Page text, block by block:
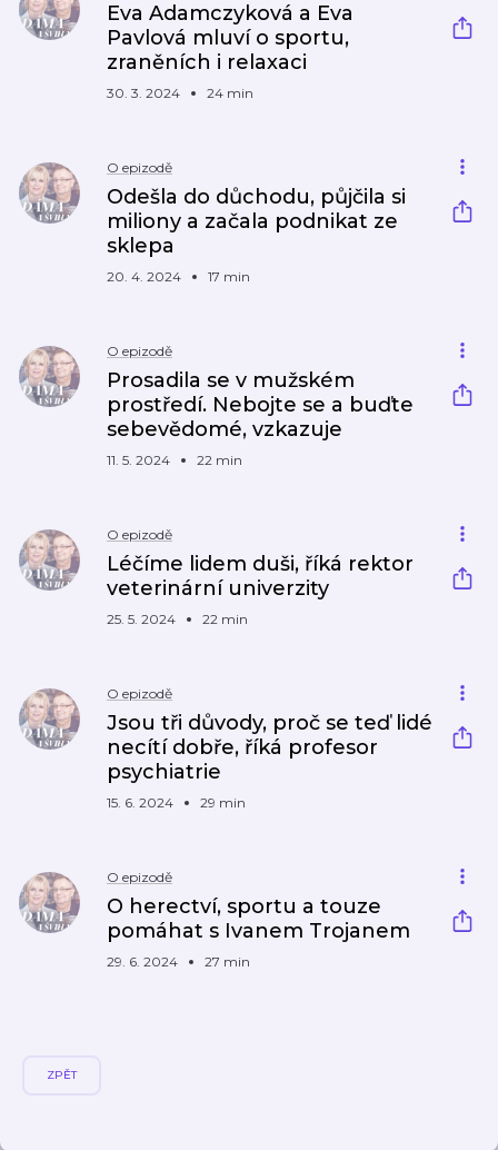
Eva Adamczyková a Eva
Pavlová mluví o sportu,
zraněních i relaxaci
30. 3. 2024 24 min
O epizodě
Odešla do důchodu, půjčila si
miliony a začala podnikat ze
sklepa
20. 4. 2024 17 min
O epizodě
Prosadila se v mužském
prostředí. Nebojte se a buďte
sebevědomé, vzkazuje
11. 5. 2024 22 min
O epizodě
Léčíme lidem duši, říká rektor
veterinární univerzity
25. 5. 2024 22 min
O epizodě
Jsou tři důvody, proč se teď lidé
necítí dobře, říká profesor
psychiatrie
15. 6. 2024 29 min
O epizodě
O herectví, sportu a touze
pomáhat s Ivanem Trojanem
29. 6. 2024 27 min
ZPĚT